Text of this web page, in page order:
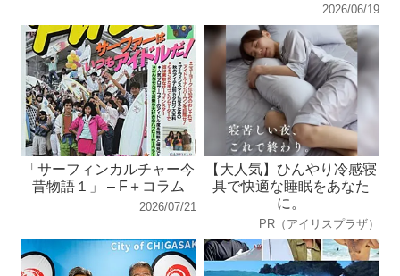
2026/06/19
「サーフィンカルチャー今
昔物語１」 – F＋コラム
2026/07/21
【大人気】ひんやり冷感寝
具で快適な睡眠をあなた
に。
PR（アイリスプラザ）